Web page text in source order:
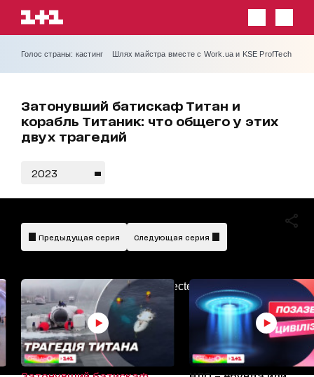
Голос страны: кастинг Шлях майстра вместе с Work.ua и KSE ProfTech
Затонувший батискаф Титан и
корабль Титаник: что общего у этих
двух трагедий
2023
AdBlockDetected!
Предыдущая серия Следующая серия